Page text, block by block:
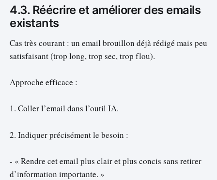
4.3. Réécrire et améliorer des emails
existants
Cas très courant : un email brouillon déjà rédigé mais peu
satisfaisant (trop long, trop sec, trop flou).
Approche efficace :
1. Coller l’email dans l’outil IA.
2. Indiquer précisément le besoin :
- « Rendre cet email plus clair et plus concis sans retirer
d’information importante. »